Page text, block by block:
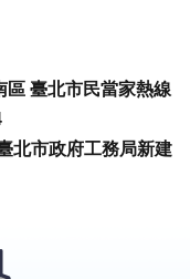
區 臺北市民當家熱線
北市政府工務局新建